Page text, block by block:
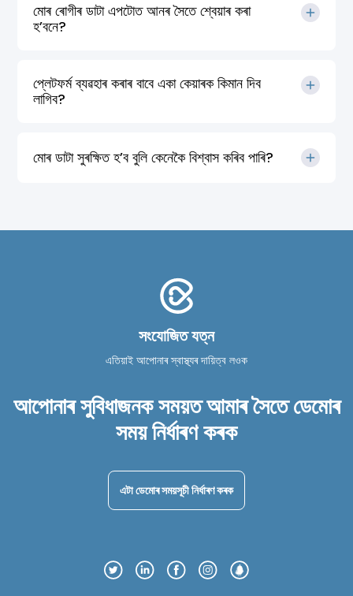
মোৰ ৰোগীৰ ডাটা এপটোত আনৰ সৈতে শ্বেয়াৰ কৰা
হ’বনে?
প্লেটফৰ্ম ব্যৱহাৰ কৰাৰ বাবে একা কেয়াৰক কিমান দিব
লাগিব?
মোৰ ডাটা সুৰক্ষিত হ’ব বুলি কেনেকৈ বিশ্বাস কৰিব পাৰি?
সংযোজিত যত্ন
এতিয়াই আপোনাৰ স্বাস্থ্যৰ দায়িত্ব লওক
আপোনাৰ সুবিধাজনক সময়ত আমাৰ সৈতে ডেমোৰ
সময় নিৰ্ধাৰণ কৰক
এটা ডেমোৰ সময়সূচী নিৰ্ধাৰণ কৰক